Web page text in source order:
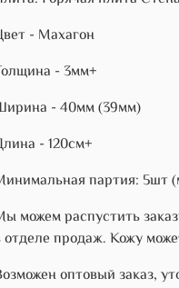
- Махагон
- 3мм+
- 40мм (39мм)
- 120см+
партия: 5шт
можем распустить
отделе продаж. Кожу
оптовый заказ,